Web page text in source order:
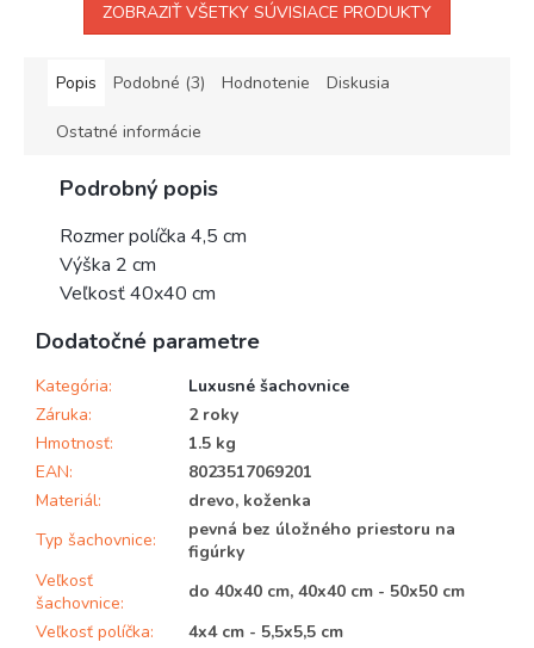
ZOBRAZIŤ VŠETKY SÚVISIACE PRODUKTY
Popis Podobné (3) Hodnotenie Diskusia
Ostatné informácie
Podrobný popis
Rozmer políčka 4,5 cm
Výška 2 cm
Veľkosť 40x40 cm
Dodatočné parametre
Kategória:
Luxusné šachovnice
Záruka:
2 roky
Hmotnosť:
1.5 kg
EAN:
8023517069201
Materiál:
drevo, koženka
Typ šachovnice:
pevná bez úložného priestoru na
figúrky
Veľkosť
šachovnice:
do 40x40 cm, 40x40 cm - 50x50 cm
Veľkosť políčka:
4x4 cm - 5,5x5,5 cm